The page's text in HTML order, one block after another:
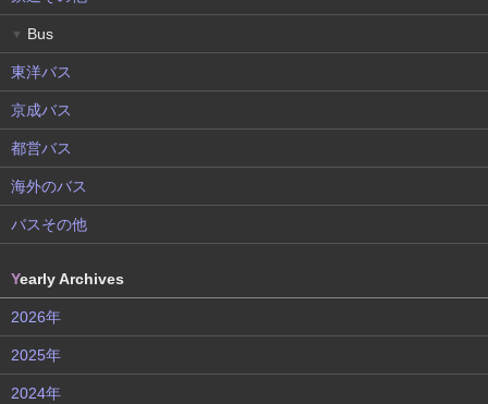
▼ Bus
東洋バス
京成バス
都営バス
海外のバス
バスその他
Yearly Archives
2026年
2025年
2024年